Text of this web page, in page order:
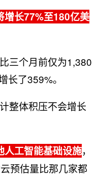
增长77%至180亿美
三个月前仅为1,380
了359%。
整体积压不会增长
工智能基础设施，
预估量比那几家都